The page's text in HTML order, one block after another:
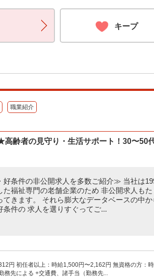
キープ
職業紹介
齢者の見守り・生活サポート！30〜50
条件の非公開求人を多数ご紹介≫ 当社は
た福祉専門の老舗企業のため 非公開求人もた
てきます。 それら膨大なデータベースの中か
条件の 求人を選りすぐってご...
円 初任者以上：時給1,500円〜2,162円 無資格の方：
先による +交通費、諸手当（勤務先...